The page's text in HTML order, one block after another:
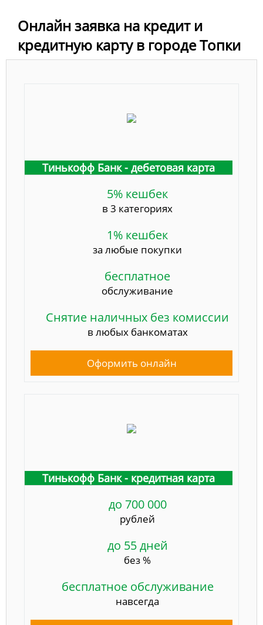
Онлайн заявка на кредит и
кредитную карту в городе Топки
Тинькофф Банк - дебетовая карта
5% кешбек
в 3 категориях
1% кешбек
за любые покупки
бесплатное
обслуживание
Снятие наличных без комиссии
в любых банкоматах
Оформить онлайн
Тинькофф Банк - кредитная карта
до 700 000
рублей
до 55 дней
без %
бесплатное обслуживание
навсегда